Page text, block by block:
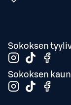
Sokoksen
Sokoksen